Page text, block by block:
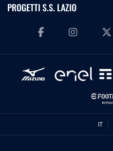
PROGETTI S.S. LAZIO
IT